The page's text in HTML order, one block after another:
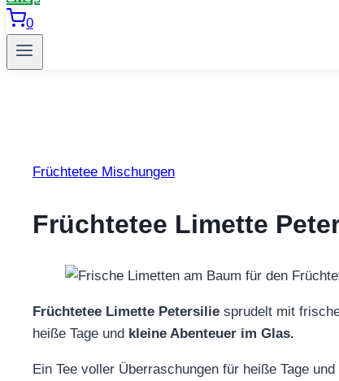
0
Früchtetee Mischungen
Früchtetee Limette
Früchtetee Limette Petersilie sprudelt mit
heiße Tage und kleine Abenteuer im Glas.
Ein Tee voller Überraschungen für heiße Tage